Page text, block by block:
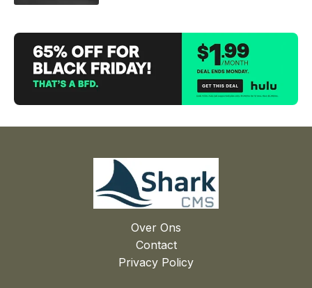
Over Ons
Contact
Privacy Policy